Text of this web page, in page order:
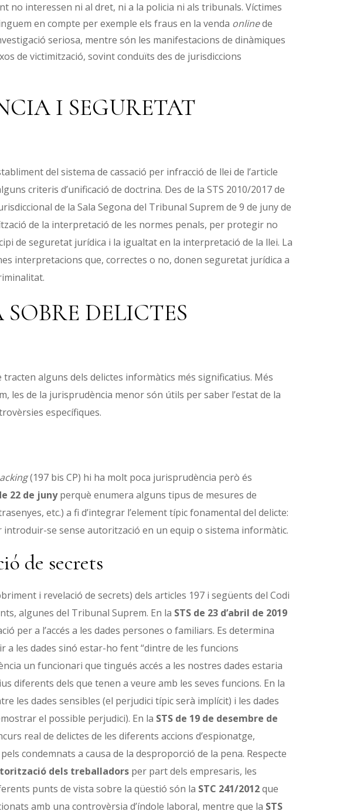
no interessen ni al dret, ni a la policia ni als tribunals. Víctimes
en compte per exemple els fraus en la venda onlinede
seriosa, mentre són les manifestacions de dinàmiques
de victimització, sovint conduïts des de jurisdiccions
I SEGURETAT
del sistema de cassació per infracció de llei de l’article
criteris d’unificació de doctrina. Des de la STS 2010/2017 de
de la Sala Segona del Tribunal Suprem de 9 de juny de
de la interpretació de les normes penals, per protegir no
de seguretat jurídica i la igualtat en la interpretació de la llei. La
interpretacions que, correctes o no, donen seguretat jurídica a
DELICTES
alguns dels delictes informàtics més significatius. Més
les de la jurisprudència menor són útils per saber l’estat de la
específiques.
(197 bis CP) hi ha molt poca jurisprudència però és
22 de junyperquè enumera alguns tipus de mesures de
etc.) a fi d’integrar l’element típic fonamental del delicte:
se sense autorització en un equip o sistema informàtic.
de secrets
i revelació de secrets) dels articles 197 i següents del Codi
algunes del Tribunal Suprem. En la STS de 23 d’abril de 2019
per a l’accés a les dades persones o familiars. Es determina
a les dades sinó estar-ho fent “dintre de les funcions
un funcionari que tingués accés a les nostres dades estaria
diferents dels que tenen a veure amb les seves funcions. En la
les dades sensibles (el perjudici típic serà implícit) i les dades
el possible perjudici). En la STS de 19 de desembre de
real de delictes de les diferents accions d’espionatge,
condemnats a causa de la desproporció de la pena. Respecte
dels treballadorsper part dels empresaris, les
punts de vista sobre la qüestió són la STC 241/2012que
amb una controvèrsia d’índole laboral, mentre que la STS